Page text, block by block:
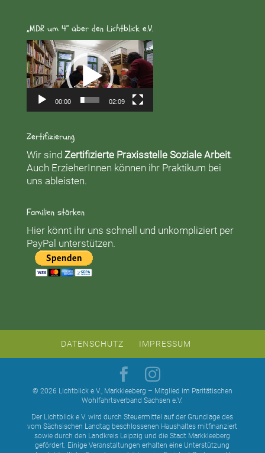
„MDR um 4“ über den Lichtblick e.V.
Video-
Player
00:00 02:09
Zertifizierung
Wir sind Zertifizierte Praxisstelle Soziale Arbeit.
Auch ErzieherInnen können ihr Praktikum bei
uns ableisten.
Familien stärken
Hier könnt ihr uns schnell und unkompliziert per
PayPal unterstützen.
DATENSCHUTZ IMPRESSUM
© 2026 Lichtblick e.V., Markkleeberg – Mitglied im Paritätischen
Wohlfahrtsverband Sachsen e.V.
Der Lichtblick e.V. wird durch Steuermittel auf der Grundlage des
vom Sächsischen Landtag beschlossenen Haushaltes mitfinanziert
sowie durch den Landkreis Leipzig und die Stadt Markkleeberg
gefördert. Einige Veranstaltungen erhalten eine Unterstützung